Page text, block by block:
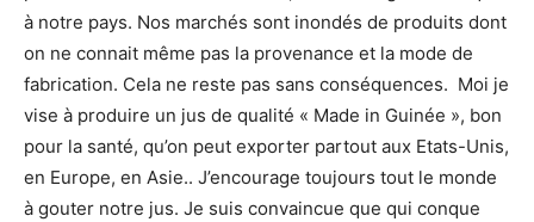
à notre pays. Nos marchés sont inondés de produits dont
on ne connait même pas la provenance et la mode de
fabrication. Cela ne reste pas sans conséquences. Moi je
vise à produire un jus de qualité « Made in Guinée », bon
pour la santé, qu’on peut exporter partout aux Etats-Unis,
en Europe, en Asie.. J’encourage toujours tout le monde
à gouter notre jus. Je suis convaincue que qui conque